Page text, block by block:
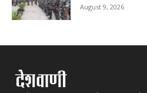
August 9, 2026